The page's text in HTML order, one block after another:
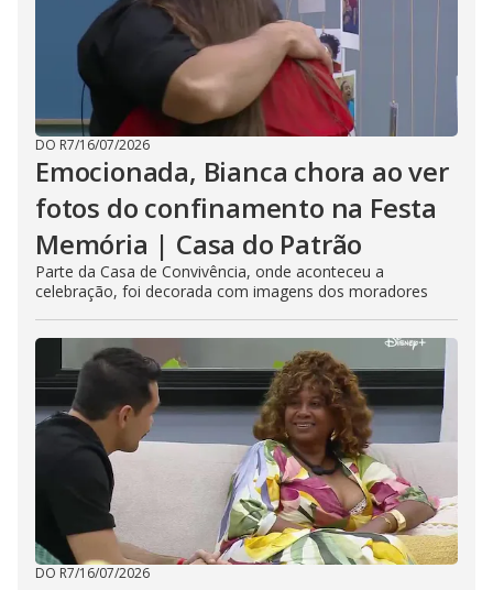
DO R7/16/07/2026
Emocionada, Bianca chora ao ver
fotos do confinamento na Festa
Memória | Casa do Patrão
Parte da Casa de Convivência, onde aconteceu a
celebração, foi decorada com imagens dos moradores
DO R7/16/07/2026